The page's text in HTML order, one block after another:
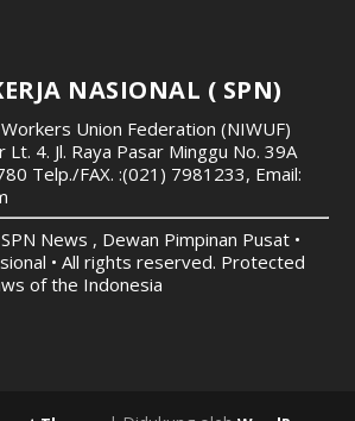
NASIONAL ( SPN)
Union Federation (NIWUF)
4. Jl. Raya Pasar Minggu No. 39A
Telp./FAX. :(021) 7981233, Email:
News , Dewan Pimpinan Pusat •
• All rights reserved. Protected
of the Indonesia